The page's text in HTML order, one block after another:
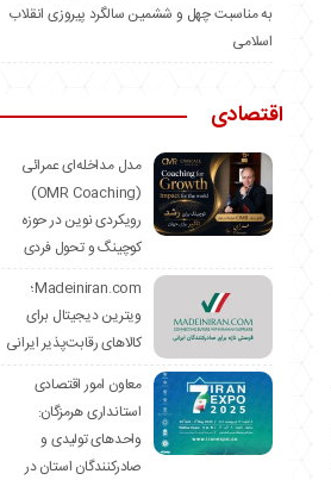
به مناسبت چهل و ششمین سالگرد پیروزی انقلاب
اسلامی
اقتصادی
مدل مداخله‌ای عمرائی
(OMR Coaching)
رویکردی نوین در حوزه
کوچینگ و تحول فردی
Madeiniran.com؛
ویترین دیجیتال برای
کالاهای رقابت‌پذیر ایرانی
معاون امور اقتصادی
استانداری هرمزگان:
واحدهای تولیدی و
صادرکنندگان استان در